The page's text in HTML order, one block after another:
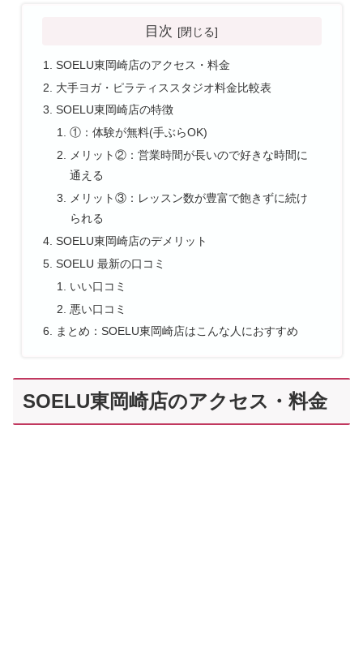
目次
SOELU東岡崎店のアクセス・料金
大手ヨガ・ピラティススタジオ料金比較表
SOELU東岡崎店の特徴
①：体験が無料(手ぶらOK)
メリット②：営業時間が長いので好きな時間に
通える
メリット③：レッスン数が豊富で飽きずに続け
られる
SOELU東岡崎店のデメリット
SOELU 最新の口コミ
いい口コミ
悪い口コミ
まとめ：SOELU東岡崎店はこんな人におすすめ
SOELU東岡崎店のアクセス・料金